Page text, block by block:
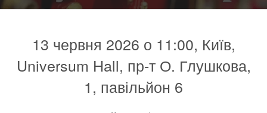
13 червня 2026 о 11:00, Київ,
Universum Hall, пр-т О. Глушкова,
1, павільйон 6